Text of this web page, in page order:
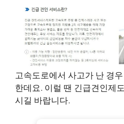
고속도로에서 사고가 난 경
한데요. 이럴 땐 긴급견인제
시길 바랍니다.